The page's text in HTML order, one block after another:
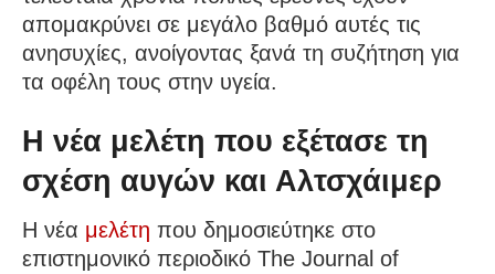
απομακρύνει σε μεγάλο βαθμό αυτές τις
ανησυχίες, ανοίγοντας ξανά τη συζήτηση για
τα οφέλη τους στην υγεία.
Η νέα μελέτη που εξέτασε τη
σχέση αυγών και Αλτσχάιμερ
Η νέα μελέτη που δημοσιεύτηκε στο
επιστημονικό περιοδικό The Journal of